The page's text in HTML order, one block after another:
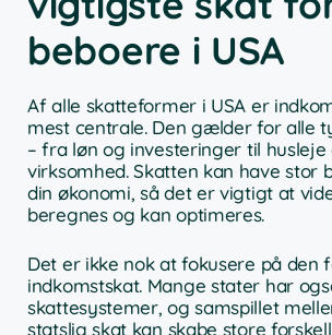
beboere i USA
Af alle skatteformer i USA er
mest centrale. Den gælder for alle
– fra løn og investeringer til
virksomhed. Skatten kan have stor
din økonomi, så det er vigtigt at
beregnes og kan optimeres.
Det er ikke nok at fokusere på den
indkomstskat. Mange stater har
skattesystemer, og samspillet
statslig skat kan skabe store